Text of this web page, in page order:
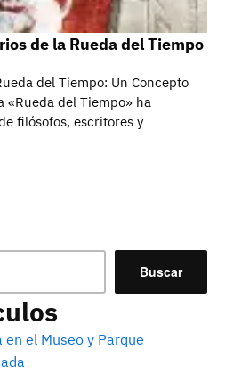
Buscar
el Museo y Parque
de la Rueda del Tiempo
del Tiempo: Un Concepto
«Rueda del Tiempo» ha
filósofos, escritores y